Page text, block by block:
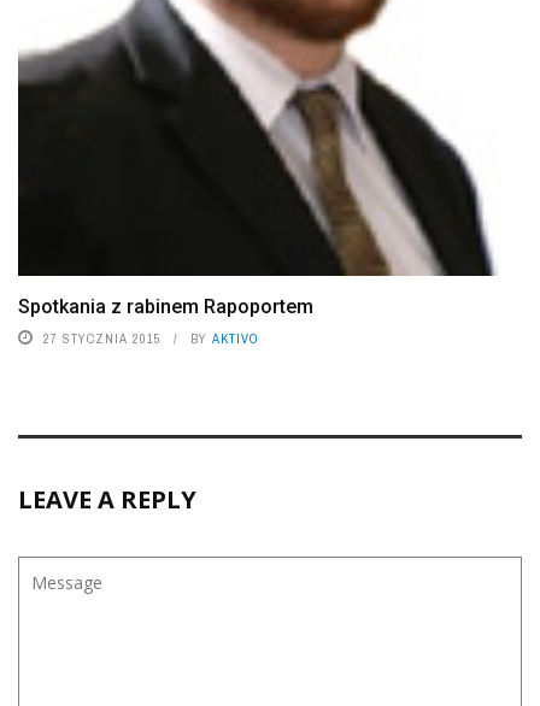
Spotkania z rabinem Rapoportem
27 STYCZNIA 2015 BY AKTIVO
LEAVE A REPLY